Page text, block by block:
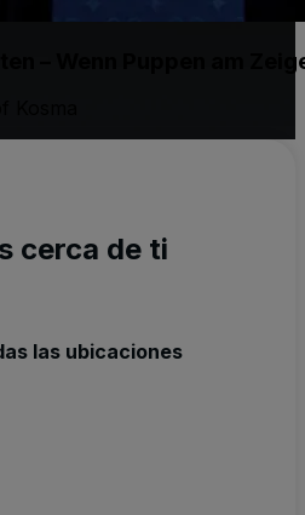
– Wenn Puppen am
cerca de ti
las ubicaciones